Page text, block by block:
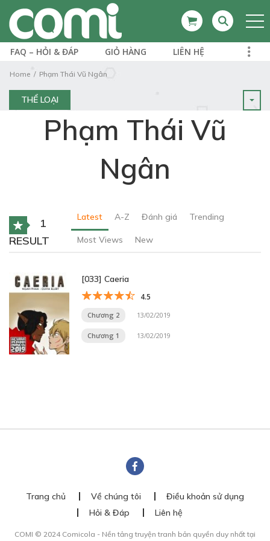
FAQ – HỎI & ĐÁP GIỎ HÀNG LIÊN HỆ
Home Phạm Thái Vũ Ngân
THỂ LOẠI
Phạm Thái Vũ
Ngân
1
RESULT
Latest A-Z Đánh giá Trending
Most Views New
[033] Caeria
4.5
Chương 2 13/02/2019
Chương 1 13/02/2019
Trang chủ Về chúng tôi
Điều khoản sử dụng
Hỏi & Đáp
Liên hệ
COMI © 2024 Comicola - Nền tảng truyện tranh bản quyền duy nhất tại